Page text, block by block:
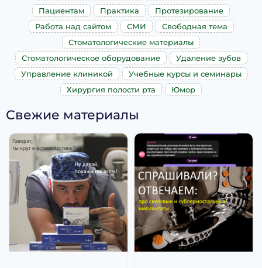
Пациентам
Практика
Протезирование
Работа над сайтом
СМИ
Свободная тема
Стоматологические материалы
Стоматологическое оборудование
Удаление зубов
Управление клиникой
Учебные курсы и семинары
Хирургия полости рта
Юмор
Свежие материалы